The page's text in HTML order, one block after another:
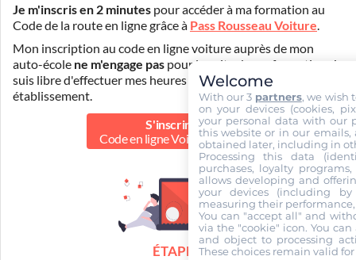
Je m'inscris en 2 minutes pour accéder à ma formation au
Code de la route en ligne grâce à Pass Rousseau Voiture.
Mon inscription au code en ligne voiture auprès de mon
auto-école ne m'engage pas pour la suite de ma formation. Je
suis libre d'effectuer mes heures de conduite dans un autre
établissement.
S'inscrire au
Code en ligne Voiture
40.00 €
ÉTAPE 2
Welcome
With our 3 partners, we wish
on your devices (cookies,
your personal data with our
this website or in our emails,
obtained later, including in
Processing this data
purchases, loyalty
allows developing and
your devices (including
measuring their
You can "accept all" and
via the "cookie" icon. You
and object to processing
These choices remain valid